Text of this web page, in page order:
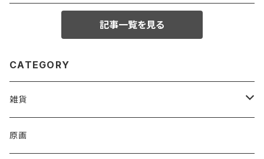
記事一覧を見る
CATEGORY
雑貨
アクリルキーホルダー
原画